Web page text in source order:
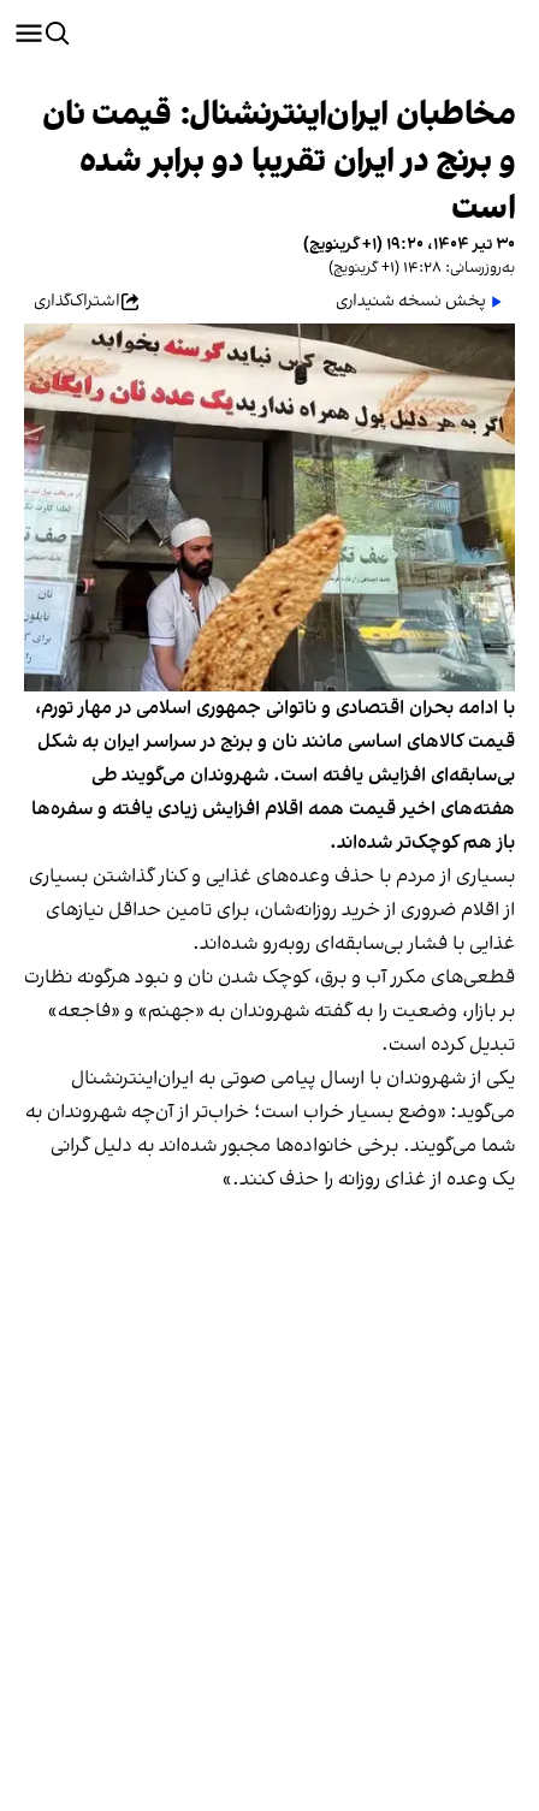
مخاطبان ایران‌اینترنشنال: قیمت نان
و برنج در ایران تقریبا دو برابر شده
است
۳۰ تیر ۱۴۰۴، ۱۹:۲۰ (‎+۱ گرینویچ)
به‌روزرسانی: ۱۴:۲۸ (‎+۱ گرینویچ)
پخش نسخه شنیداری اشتراک‌گذاری
با ادامه بحران اقتصادی و ناتوانی جمهوری اسلامی در مهار تورم،
قیمت کالاهای اساسی مانند نان و برنج در سراسر ایران به شکل
بی‌سابقه‌ای افزایش یافته است. شهروندان می‌گویند طی
هفته‌های اخیر قیمت‌ همه اقلام افزایش زیادی یافته و سفره‌ها
باز هم کوچک‌تر شده‌اند.
بسیاری از مردم با حذف وعده‌های غذایی و کنار گذاشتن بسیاری
از اقلام ضروری از خرید روزانه‌شان، برای تامین حداقل نیازهای
غذایی با فشار بی‌سابقه‌ای روبه‌رو شده‌اند.
قطعی‌های مکرر آب و برق، کوچک شدن نان و نبود هرگونه نظارت
بر بازار، وضعیت را به گفته شهروندان به «جهنم» و «فاجعه»
تبدیل کرده است.
یکی از شهروندان با ارسال پیامی صوتی به ایران‌اینترنشنال
می‌گوید: «وضع بسیار خراب است؛ خراب‌تر از آن‌چه شهروندان به
شما می‌گویند. برخی خانواده‌ها مجبور شده‌اند به دلیل گرانی
یک وعده از غذای روزانه را حذف کنند.»